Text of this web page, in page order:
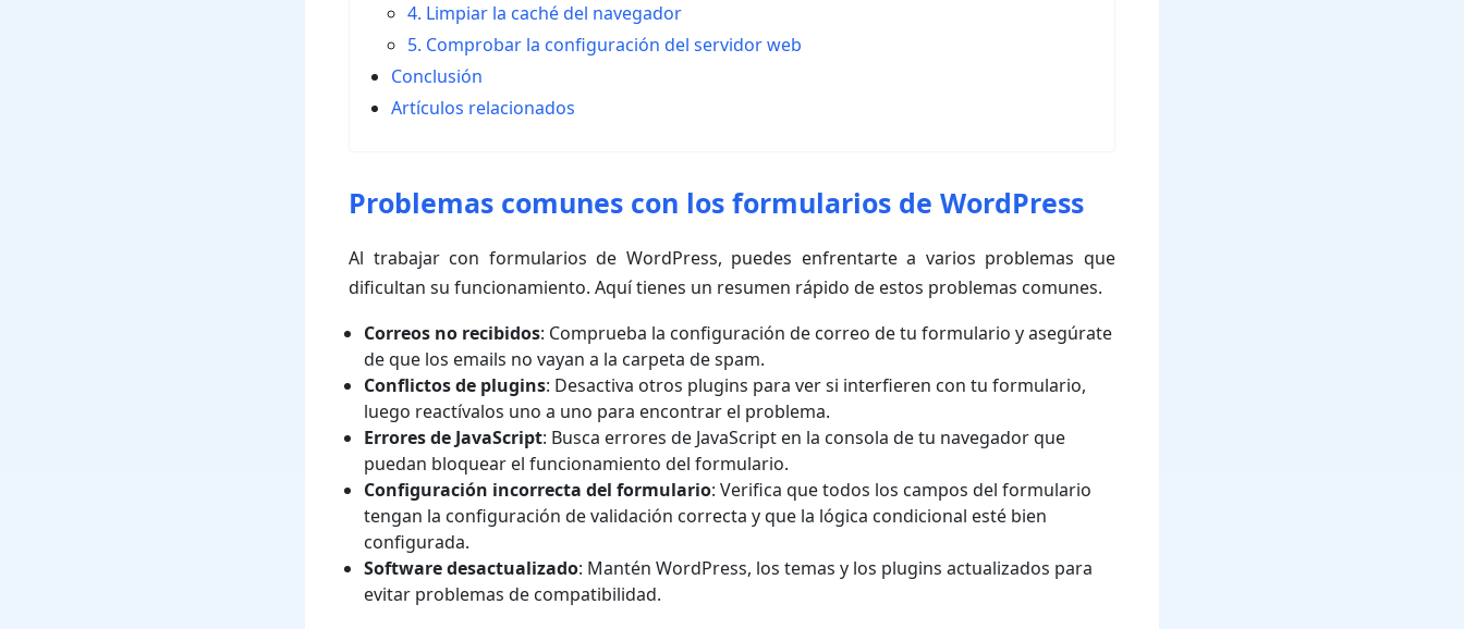
4. Limpiar la caché del navegador
5. Comprobar la configuración del servidor web
Conclusión
Artículos relacionados
Problemas comunes con los formularios de WordPress
Al trabajar con formularios de WordPress, puedes enfrentarte a varios problemas que
dificultan su funcionamiento. Aquí tienes un resumen rápido de estos problemas comunes.
Correos no recibidos: Comprueba la configuración de correo de tu formulario y asegúrate
de que los emails no vayan a la carpeta de spam.
Conflictos de plugins: Desactiva otros plugins para ver si interfieren con tu formulario,
luego reactívalos uno a uno para encontrar el problema.
Errores de JavaScript: Busca errores de JavaScript en la consola de tu navegador que
puedan bloquear el funcionamiento del formulario.
Configuración incorrecta del formulario: Verifica que todos los campos del formulario
tengan la configuración de validación correcta y que la lógica condicional esté bien
configurada.
Software desactualizado: Mantén WordPress, los temas y los plugins actualizados para
evitar problemas de compatibilidad.